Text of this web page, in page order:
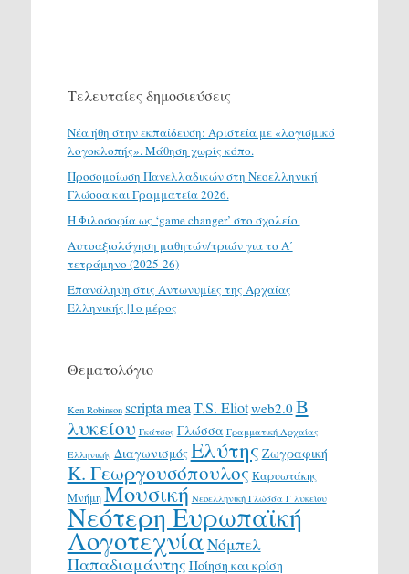
Τελευταίες δημοσιεύσεις
Νέα ήθη στην εκπαίδευση: Αριστεία με «λογισμικό
λογοκλοπής». Μάθηση χωρίς κόπο.
Προσομοίωση Πανελλαδικών στη Νεοελληνική
Γλώσσα και Γραμματεία 2026.
H Φιλοσοφία ως ‘game changer’ στο σχολείο.
Αυτοαξιολόγηση μαθητών/τριών για το Α΄
τετράμηνο (2025-26)
Επανάληψη στις Αντωνυμίες της Αρχαίας
Ελληνικής |1ο μέρος
Θεματολόγιο
Ken Robinson scripta meaT.S. Eliotweb2.0 Β
λυκείου Γκάτσος Γλώσσα Γραμματική Αρχαίας
Ελληνικής ΔιαγωνισμόςΕλύτης Ζωγραφική
Κ. Γεωργουσόπουλος Καρυωτάκης
ΜνήμηΜουσική Νεοελληνική Γλώσσα Γ λυκείου
Νεότερη Ευρωπαϊκή
ΛογοτεχνίαΝόμπελ
Παπαδιαμάντης Ποίηση και κρίση